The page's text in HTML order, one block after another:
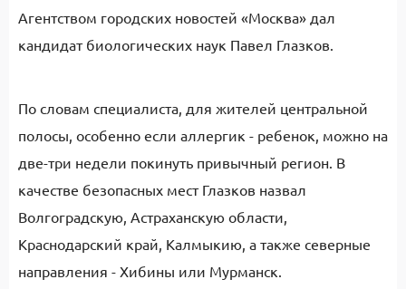
Агентством городских новостей «Москва» дал
кандидат биологических наук Павел Глазков.
По словам специалиста, для жителей центральной
полосы, особенно если аллергик - ребенок, можно на
две-три недели покинуть привычный регион. В
качестве безопасных мест Глазков назвал
Волгоградскую, Астраханскую области,
Краснодарский край, Калмыкию, а также северные
направления - Хибины или Мурманск.